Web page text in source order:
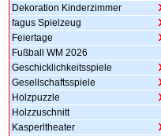
Dekoration Kinderzimmer
fagus Spielzeug
Feiertage
Fußball WM 2026
Geschicklichkeitsspiele
Gesellschaftsspiele
Holzpuzzle
Holzzuschnitt
Kasperltheater